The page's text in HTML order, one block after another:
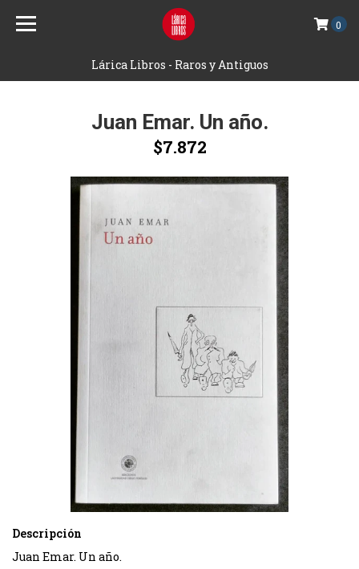
Lárica Libros - Raros y Antiguos
0
Juan Emar. Un año.
$7.872
Descripción
Juan Emar. Un año.